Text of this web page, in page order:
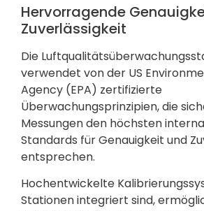
Hervorragende
Zuverlässigkeit
Die
verwendet von der US
Agency (EPA) zertifizierte
Überwachungsprinzipien, die
Messungen den höchsten
Standards für Genauigkeit und
entsprechen.
Hochentwickelte
Stationen integriert sind,